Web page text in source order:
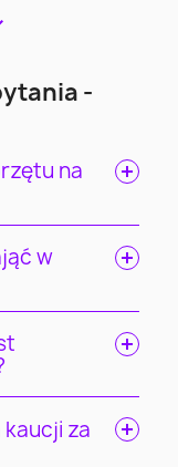
-
na
w
za